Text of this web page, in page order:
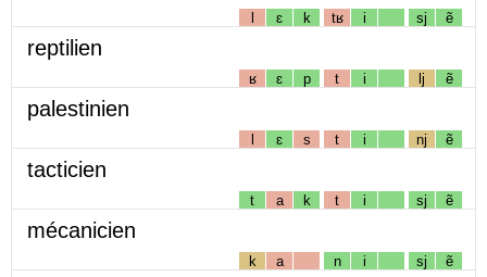
l ɛ k tʁ i sj ẽ
reptilien
ʁ ɛ p t i lj ẽ
palestinien
l ɛ s t i nj ẽ
tacticien
t a k t i sj ẽ
mécanicien
k a n i sj ẽ